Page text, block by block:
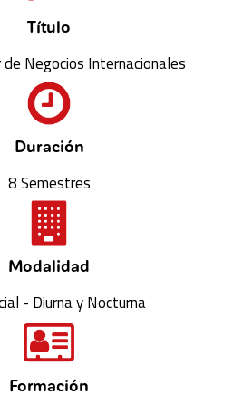
Título
Negocios Internacionales
Duración
8 Semestres
Modalidad
- Diurna y Nocturna
Formación